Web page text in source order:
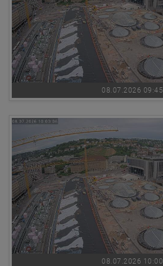
08.07.2026 09:45
08.07.2026 10:00